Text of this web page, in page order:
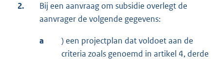
2.
Bij een aanvraag om subsidie overlegt de
aanvrager de volgende gegevens:
a
) een projectplan dat voldoet aan de
criteria zoals genoemd in artikel 4, derde